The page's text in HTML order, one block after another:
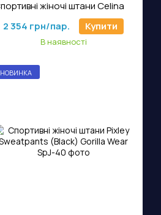
2 354 грн/пар.
Купити
В наявності
НОВИНКА